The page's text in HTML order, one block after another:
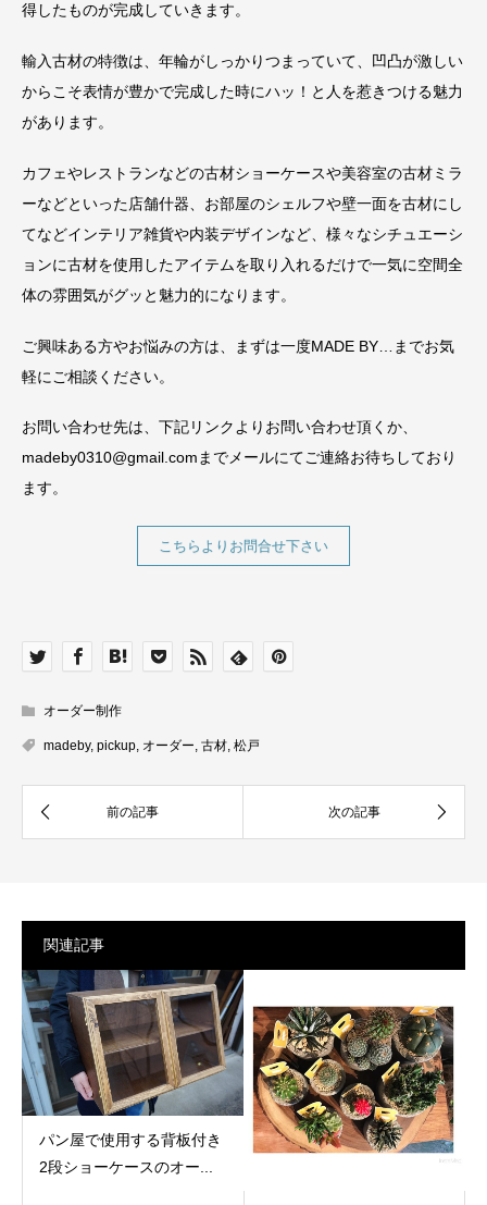
得したものが完成していきます。
輸入古材の特徴は、年輪がしっかりつまっていて、凹凸が激しい
からこそ表情が豊かで完成した時にハッ！と人を惹きつける魅力
があります。
カフェやレストランなどの古材ショーケースや美容室の古材ミラ
ーなどといった店舗什器、お部屋のシェルフや壁一面を古材にし
てなどインテリア雑貨や内装デザインなど、様々なシチュエーシ
ョンに古材を使用したアイテムを取り入れるだけで一気に空間全
体の雰囲気がグッと魅力的になります。
ご興味ある方やお悩みの方は、まずは一度MADE BY…までお気
軽にご相談ください。
お問い合わせ先は、下記リンクよりお問い合わせ頂くか、
madeby0310@gmail.comまでメールにてご連絡お待ちしており
ます。
こちらよりお問合せ下さい
オーダー制作
madeby, pickup, オーダー, 古材, 松戸
関連記事
パン屋で使用する背板付き
2段ショーケースのオー...